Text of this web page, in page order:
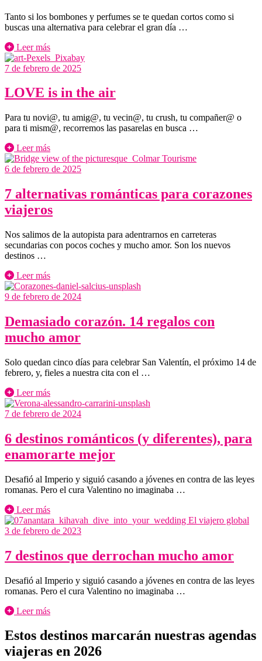
Tanto si los bombones y perfumes se te quedan cortos como si
buscas una alternativa para celebrar el gran día …
Leer más
7 de febrero de 2025
LOVE is in the air
Para tu novi@, tu amig@, tu vecin@, tu crush, tu compañer@ o
para ti mism@, recorremos las pasarelas en busca …
Leer más
6 de febrero de 2025
7 alternativas románticas para corazones
viajeros
Nos salimos de la autopista para adentrarnos en carreteras
secundarias con pocos coches y mucho amor. Son los nuevos
destinos …
Leer más
9 de febrero de 2024
Demasiado corazón. 14 regalos con
mucho amor
Solo quedan cinco días para celebrar San Valentín, el próximo 14 de
febrero, y, fieles a nuestra cita con el …
Leer más
7 de febrero de 2024
6 destinos románticos (y diferentes), para
enamorarte mejor
Desafió al Imperio y siguió casando a jóvenes en contra de las leyes
romanas. Pero el cura Valentino no imaginaba …
Leer más
3 de febrero de 2023
7 destinos que derrochan mucho amor
Desafió al Imperio y siguió casando a jóvenes en contra de las leyes
romanas. Pero el cura Valentino no imaginaba …
Leer más
Estos destinos marcarán nuestras agendas
viajeras en 2026